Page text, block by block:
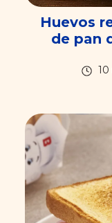
Huevos
de pan